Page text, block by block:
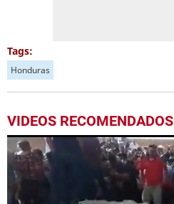
Tags:
Honduras
VIDEOS RECOMENDADOS